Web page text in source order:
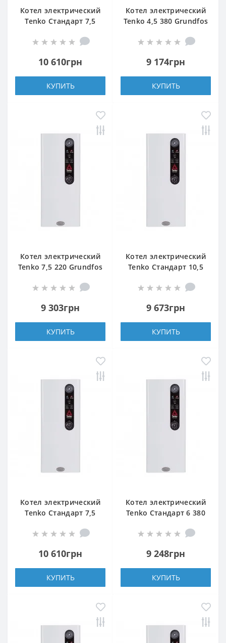
Котел электрический
Tenko Стандарт 7,5
10 610грн
КУПИТЬ
Котел электрический
Tenko 4,5 380 Grundfos
9 174грн
КУПИТЬ
Котел электрический
Tenko 7,5 220 Grundfos
9 303грн
КУПИТЬ
Котел электрический
Tenko Стандарт 10,5
9 673грн
КУПИТЬ
Котел электрический
Tenko Стандарт 7,5
10 610грн
КУПИТЬ
Котел электрический
Tenko Стандарт 6 380
9 248грн
КУПИТЬ